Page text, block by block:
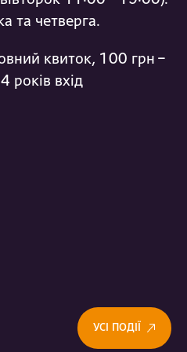
та четверга.
квиток, 100 грн –
років вхід
УСІ ПОДІЇ